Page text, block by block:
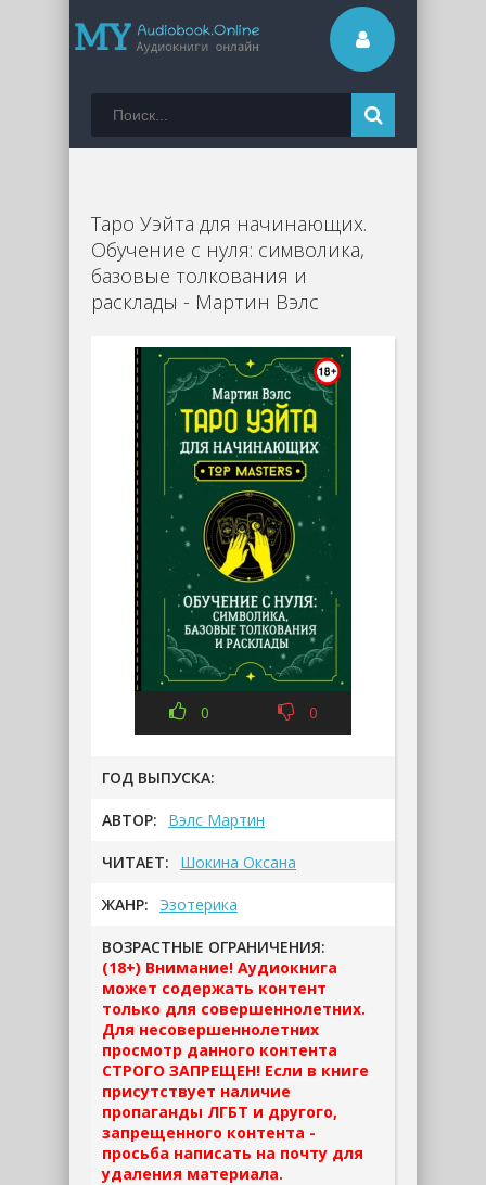
Таро Уэйта для начинающих.
Обучение с нуля: символика,
базовые толкования и
расклады - Мартин Вэлс
0 0
ГОД ВЫПУСКА:
АВТОР: Вэлс Мартин
ЧИТАЕТ: Шокина Оксана
ЖАНР: Эзотерика
ВОЗРАСТНЫЕ ОГРАНИЧЕНИЯ:
(18+) Внимание! Аудиокнига
может содержать контент
только для совершеннолетних.
Для несовершеннолетних
просмотр данного контента
СТРОГО ЗАПРЕЩЕН! Если в книге
присутствует наличие
пропаганды ЛГБТ и другого,
запрещенного контента -
просьба написать на почту для
удаления материала.